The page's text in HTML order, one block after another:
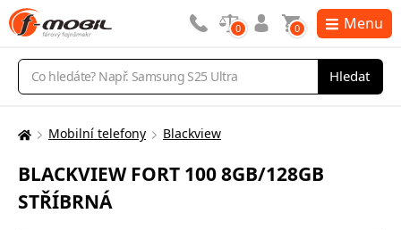
Vyhledávání
Hledat
0 0 Menu
Zde
nacházíte:
Mobilní telefony Blackview
BLACKVIEW FORT 100 8GB/128GB
STŘÍBRNÁ